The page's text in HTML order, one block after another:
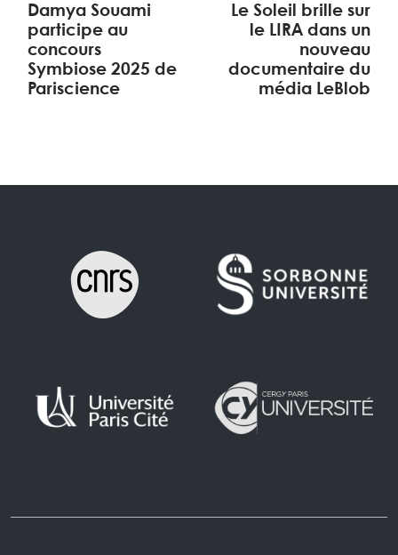
Damya Souami
participe au
concours
Symbiose 2025 de
Pariscience
Le Soleil brille sur
le LIRA dans un
nouveau
documentaire du
média LeBlob